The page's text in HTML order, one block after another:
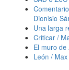
Dionisio
Una larga
Criticar /
El muro
León /